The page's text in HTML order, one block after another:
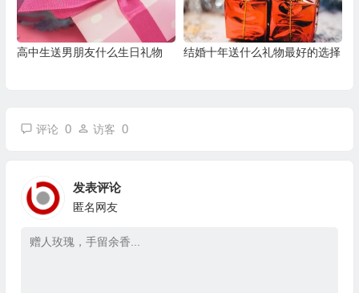
高中生送男朋友什么生日礼物 结婚十年送什么礼物最好的选择
评论 0 访客 0
发表评论
匿名网友